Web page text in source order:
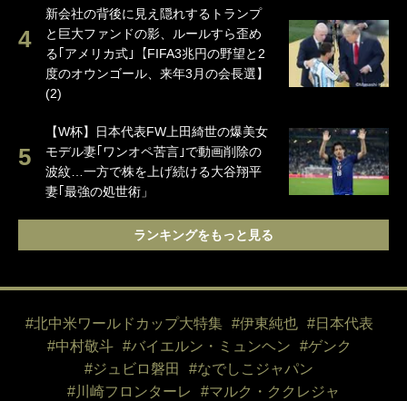
新会社の背後に見え隠れするトランプ
と巨大ファンドの影、ルールすら歪め
る｢アメリカ式｣【FIFA3兆円の野望と2
度のオウンゴール、来年3月の会長選】
(2)
【W杯】日本代表FW上田綺世の爆美女
モデル妻｢ワンオペ苦言｣で動画削除の
波紋…一方で株を上げ続ける大谷翔平
妻｢最強の処世術」
ランキングをもっと見る
#北中米ワールドカップ大特集 #伊東純也
#日本代表
#中村敬斗
#バイエルン・ミュンヘン
#ゲンク
#ジュビロ磐田
#なでしこジャパン
#川崎フロンターレ
#マルク・ククレジャ